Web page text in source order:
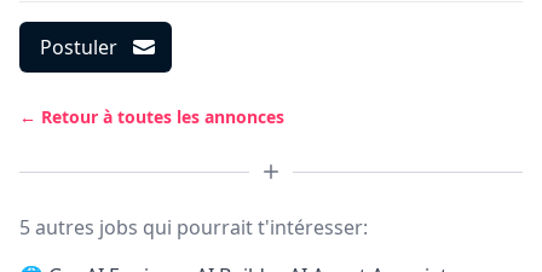
Postuler
← Retour à toutes les annonces
5 autres jobs qui pourrait t'intéresser: